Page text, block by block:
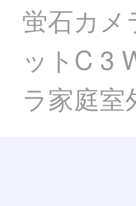
蛍石カメ
ットC 3
ラ家庭